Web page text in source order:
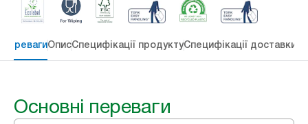
перевагиОписСпецифікації продуктуСпецифікації доставки
Основні переваги